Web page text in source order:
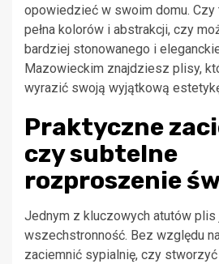
opowiedzieć w swoim domu.
pełna kolorów i abstrakcji, czy
bardziej stonowanego i
Mazowieckim znajdziesz plisy,
wyrazić swoją wyjątkową
Praktyczne
czy subtelne
rozproszenie
Jednym z kluczowych atutów plis
wszechstronność. Bez względu
zaciemnić sypialnię, czy